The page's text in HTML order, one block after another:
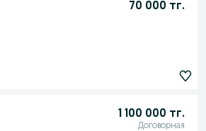
70 000 тг.
1 100 000 тг.
Договорная